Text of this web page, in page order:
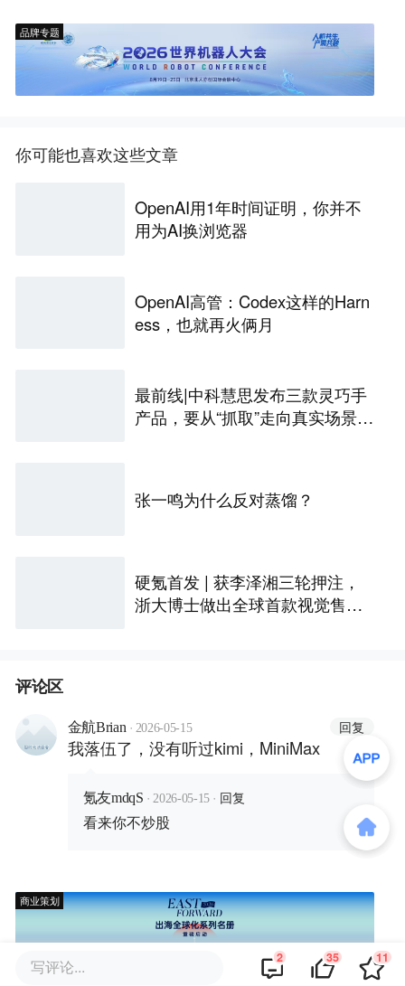
品牌专题
你可能也喜欢这些文章
OpenAI用1年时间证明，你并不
用为AI换浏览器
OpenAI高管：Codex这样的Harn
ess，也就再火俩月
最前线|中科慧思发布三款灵巧手
产品，要从“抓取”走向真实场景作
张一鸣为什么反对蒸馏？
硬氪首发 | 获李泽湘三轮押注，
浙大博士做出全球首款视觉售后
评论区
金航Brian · 2026-05-15 回复
我落伍了，没有听过kimi，MiniMax
氪友mdqS · 2026-05-15 · 回复
看来你不炒股
商业策划
写评论... 2 35 11